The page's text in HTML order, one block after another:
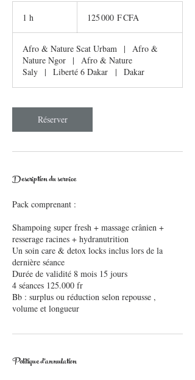
1 h 125 000 F CFA
Afro & Nature Scat Urbam |
Afro &
Nature Ngor
|
Afro & Nature
Saly
| Liberté 6 Dakar | Dakar
Réserver
Description du service
Pack comprenant :
Shampoing super fresh + massage crânien +
resserage racines + hydranutrition
Un soin care & detox locks inclus lors de la
dernière séance
Durée de validité 8 mois 15 jours
4 séances 125.000 fr
Bb : surplus ou réduction selon repousse ,
volume et longueur
Politique d'annulation